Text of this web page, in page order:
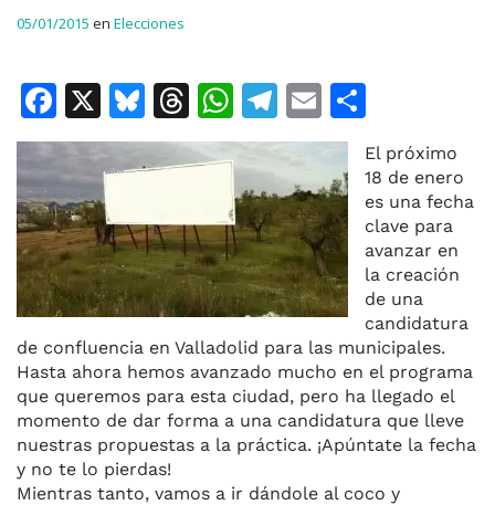
05/01/2015 en Elecciones
F
a
c
e
b
o
o
k
X
Bl
u
e
k
y
T
h
re
d
s
W
h
at
s
A
p
p
T
el
e
gr
a
m
E
m
ai
l
o
m
p
ar
ti
r
El próximo
18 de enero
es una fecha
clave para
avanzar en
la creación
de una
candidatura
de confluencia en Valladolid para las municipales.
Hasta ahora hemos avanzado mucho en el programa
que queremos para esta ciudad, pero ha llegado el
momento de dar forma a una candidatura que lleve
nuestras propuestas a la práctica. ¡Apúntate la fecha
y no te lo pierdas!
Mientras tanto, vamos a ir dándole al coco y